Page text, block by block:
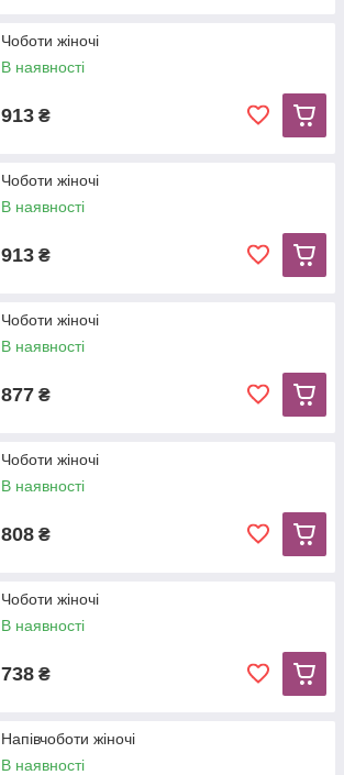
Чоботи жіночі
В наявності
913 ₴
Чоботи жіночі
В наявності
913 ₴
Чоботи жіночі
В наявності
877 ₴
Чоботи жіночі
В наявності
808 ₴
Чоботи жіночі
В наявності
738 ₴
Напівчоботи жіночі
В наявності